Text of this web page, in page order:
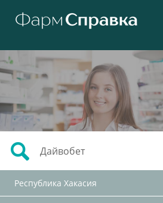
Республика Хакасия